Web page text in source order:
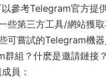
參考Telegram官方提
些第三方工具/網站獲
可嘗試的Telegram機器
組？什麽是邀請鏈接？
員：